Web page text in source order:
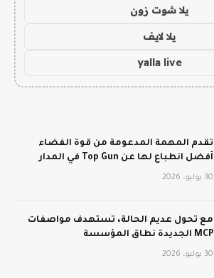
يلا شوت زون
يلا لايف
yalla live
تقدم المهمة المدعومة من قوة الفضاء
أفضل انطباع لها عن Top Gun في المدار
30 يوليو، 2026
مع تحول عديم الحالة، تستهدف مواصفات
MCP الجديدة نطاق المؤسسة
30 يوليو، 2026